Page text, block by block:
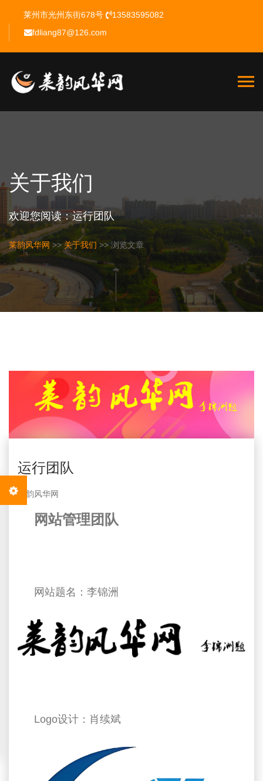
莱州市光州东街678号
13583595082
fdliang87@126.com
关于我们
欢迎您阅读：运行团队
莱韵风华网 >> 关于我们 >> 浏览文章
运行团队
莱韵风华网
网站管理团队
网站题名：李锦洲
Logo设计：肖续斌